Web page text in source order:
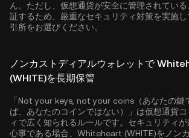
ん。ただし、仮想通貨が安全に管理されてい
証するため、厳重なセキュリティ対策を実施し
引所をお選びください。
ノンカストディアルウォレットで
(WHITE)を長期保管
「Not your keys, not your coins（あなたの鍵
ば、あなたのコインではない）」は仮想通貨コ
ィで広く知られるルールです。セキュリティが
心事である場合、Whiteheart (WHITE)をノン